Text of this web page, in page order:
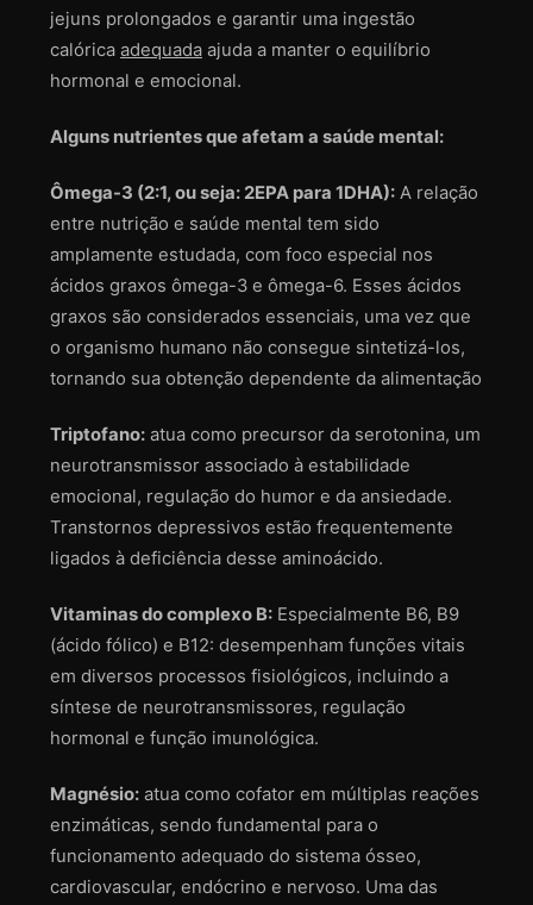
jejuns prolongados e garantir uma ingestão
calórica adequada ajuda a manter o equilíbrio
hormonal e emocional.
Alguns nutrientes que afetam a saúde mental:
Ômega-3 (2:1, ou seja: 2EPA para 1DHA): A relação
entre nutrição e saúde mental tem sido
amplamente estudada, com foco especial nos
ácidos graxos ômega-3 e ômega-6. Esses ácidos
graxos são considerados essenciais, uma vez que
o organismo humano não consegue sintetizá-los,
tornando sua obtenção dependente da alimentação
Triptofano: atua como precursor da serotonina, um
neurotransmissor associado à estabilidade
emocional, regulação do humor e da ansiedade.
Transtornos depressivos estão frequentemente
ligados à deficiência desse aminoácido.
Vitaminas do complexo B: Especialmente B6, B9
(ácido fólico) e B12: desempenham funções vitais
em diversos processos fisiológicos, incluindo a
síntese de neurotransmissores, regulação
hormonal e função imunológica.
Magnésio: atua como cofator em múltiplas reações
enzimáticas, sendo fundamental para o
funcionamento adequado do sistema ósseo,
cardiovascular, endócrino e nervoso. Uma das